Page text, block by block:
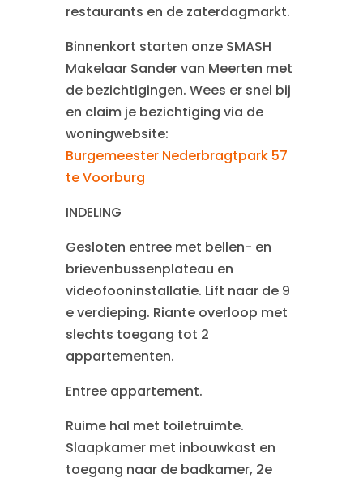
restaurants en de zaterdagmarkt.
Binnenkort starten onze SMASH
Makelaar Sander van Meerten met
de bezichtigingen. Wees er snel bij
en claim je bezichtiging via de
woningwebsite:
Burgemeester Nederbragtpark 57
te Voorburg
INDELING
Gesloten entree met bellen- en
brievenbussenplateau en
videofooninstallatie. Lift naar de 9
e verdieping. Riante overloop met
slechts toegang tot 2
appartementen.
Entree appartement.
Ruime hal met toiletruimte.
Slaapkamer met inbouwkast en
toegang naar de badkamer, 2e